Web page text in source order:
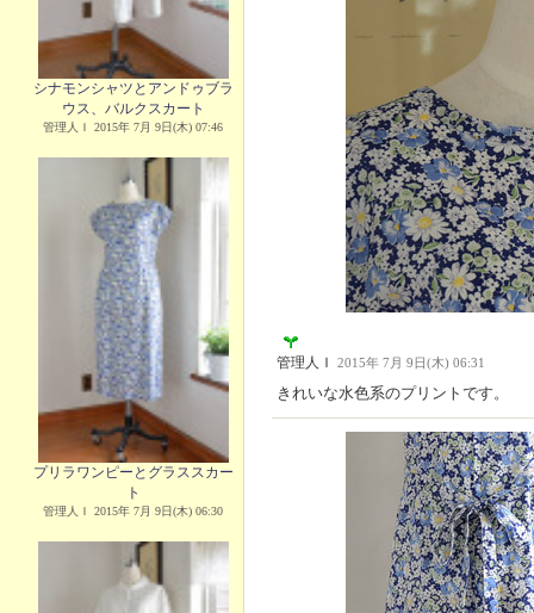
シナモンシャツとアンドゥブラ
ウス、バルクスカート
管理人Ｉ 2015年 7月 9日(木) 07:46
プリラワンピーとグラススカー
ト
管理人Ｉ 2015年 7月 9日(木) 06:30
管理人Ｉ 2015年 7月 9日(木) 06:31
きれいな水色系のプリントです。